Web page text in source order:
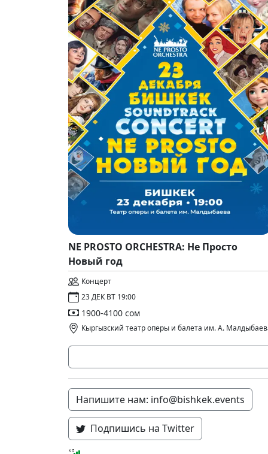
NE PROSTO ORCHESTRA: Не Просто
Новый год
Концерт
23 ДЕК ВТ 19:00
1900-4100 сом
Кыргызский театр оперы и балета им. А.
Напишите нам: info@bishkek.events
Подпишись на Twitter